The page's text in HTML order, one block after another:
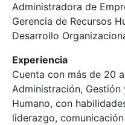
Administradora de
Gerencia de Recursos
Desarrollo
Experiencia
Cuenta con más de 20
Administración,
Humano, con
liderazgo,